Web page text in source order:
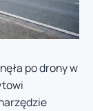
po drony w